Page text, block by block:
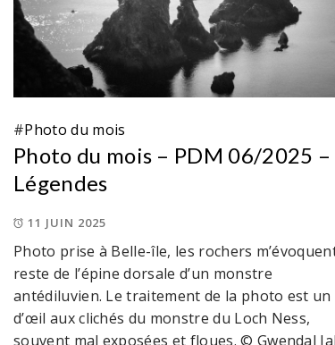
#Photo du mois
Photo du mois – PDM 06/2025 –
Légendes
11 JUIN 2025
Photo prise à Belle-île, les rochers
reste de l’épine dorsale d’un monstre
antédiluvien. Le traitement de la photo est un
d’œil aux clichés du monstre du Loch Ness,
souvent mal exposées et floues. © Gwendal